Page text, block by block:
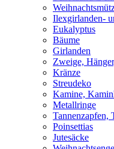
Ilexgirlanden-
Eukalyptus
Bäume
Girlanden
Zweige,
Kränze
Streudeko
Kamine,
Metallringe
Tannenzapfen,
Poinsettias
Jutesäcke